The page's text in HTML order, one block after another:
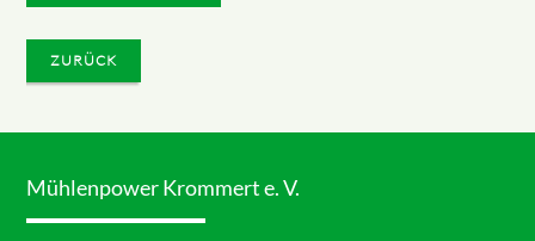
ZURÜCK
Mühlenpower Krommert e. V.